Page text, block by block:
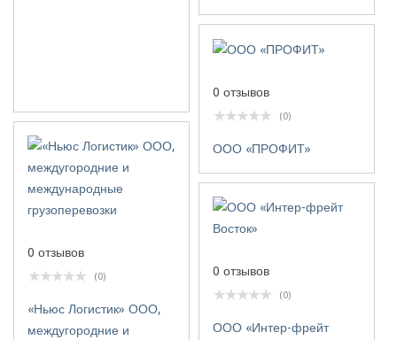
0 отзывов
(0)
ООО «ПРОФИТ»
0 отзывов
(0)
«Ньюс Логистик» ООО,
междугородние и
0 отзывов
(0)
ООО «Интер-фрейт